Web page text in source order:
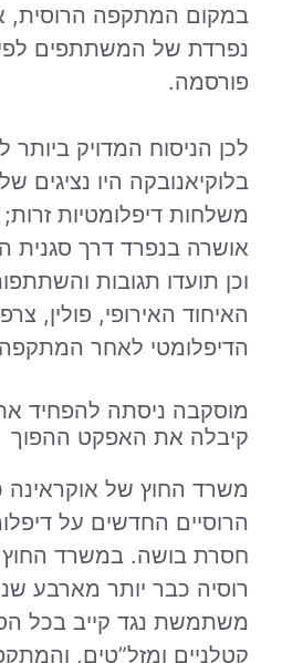
במקום המתקפה הרוסית,
נפרדת של המשתתפים
פורסמה.
לכן הניסוח המדויק
משלחות דיפלומטיות
אושרה בנפרד דרך סגנית
וכן תועדו תגובות
האיחוד האירופי, פולין,
הדיפלומטי לאחר
מוסקבה ניסתה להפחיד
קיבלה את האפקט ההפוך
משרד החוץ של אוקראינה
הרוסיים החדשים על
חסרת בושה. במשרד החוץ
רוסיה כבר יותר מארבע
משתמשת נגד קייב בכל
קטלניים ומזל”טים,